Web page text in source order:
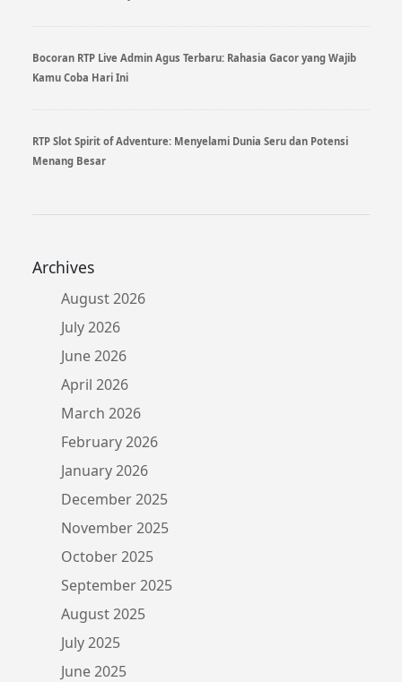
Bocoran RTP Live Admin Agus Terbaru: Rahasia Gacor yang Wajib
Kamu Coba Hari Ini
RTP Slot Spirit of Adventure: Menyelami Dunia Seru dan Potensi
Menang Besar
Archives
August 2026
July 2026
June 2026
April 2026
March 2026
February 2026
January 2026
December 2025
November 2025
October 2025
September 2025
August 2025
July 2025
June 2025